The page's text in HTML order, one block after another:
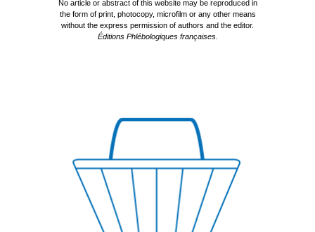
No article or abstract of this website may be reproduced in
the form of print, photocopy, microfilm or any other means
without the express permission of authors and the editor.
Éditions Phlébologiques françaises.